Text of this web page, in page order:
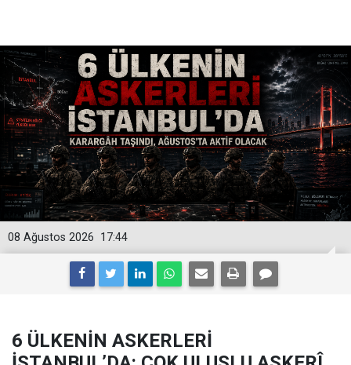
17:44
08 Ağustos 2026
6 ÜLKENİN ASKERLERİ